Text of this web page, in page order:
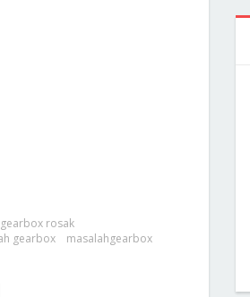
gearbox rosak
gearbox
masalahgearbox